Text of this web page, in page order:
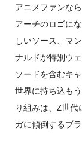
アニメファンな
アーチのロゴに
しいソース、マ
ナルドが特別ウ
ソードを含むキ
世界に持ち込も
り組みは、Z世
ガに傾倒するブ